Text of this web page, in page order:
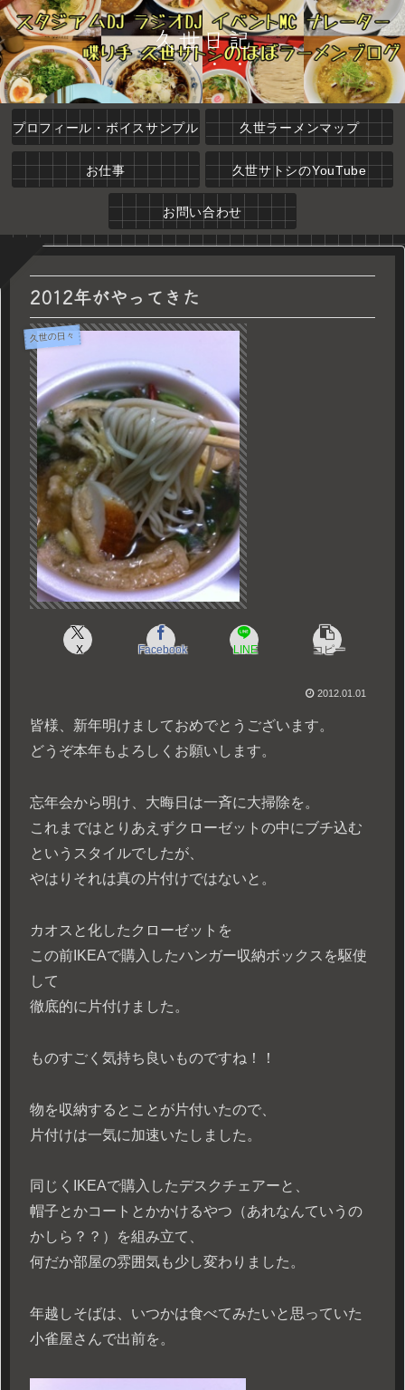
久世日記
プロフィール・ボイスサンプル 久世ラーメンマップ
お仕事 久世サトシのYouTube
お問い合わせ
2012年がやってきた
久世の日々
X Facebook LINE コピー
2012.01.01
皆様、新年明けましておめでとうございます。
どうぞ本年もよろしくお願いします。
忘年会から明け、大晦日は一斉に大掃除を。
これまではとりあえずクローゼットの中にブチ込む
というスタイルでしたが、
やはりそれは真の片付けではないと。
カオスと化したクローゼットを
この前IKEAで購入したハンガー収納ボックスを駆使
して
徹底的に片付けました。
ものすごく気持ち良いものですね！！
物を収納するとことが片付いたので、
片付けは一気に加速いたしました。
同じくIKEAで購入したデスクチェアーと、
帽子とかコートとかかけるやつ（あれなんていうの
かしら？？）を組み立て、
何だか部屋の雰囲気も少し変わりました。
年越しそばは、いつかは食べてみたいと思っていた
小雀屋さんで出前を。